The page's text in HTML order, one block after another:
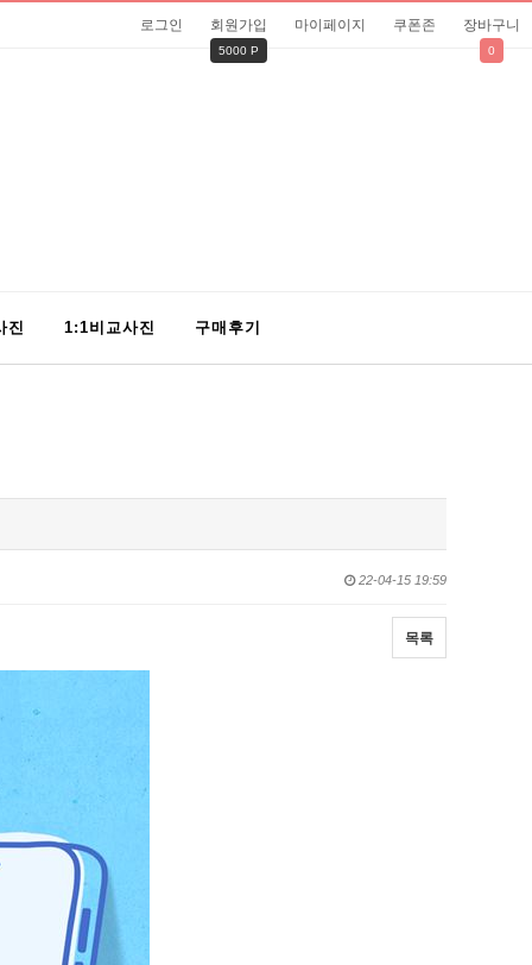
로그인 회원가입
5000 P
마이페이지 쿠폰존 장바구니
0
진 1:1비교사진 구매후기
22-04-15 19:59
목록